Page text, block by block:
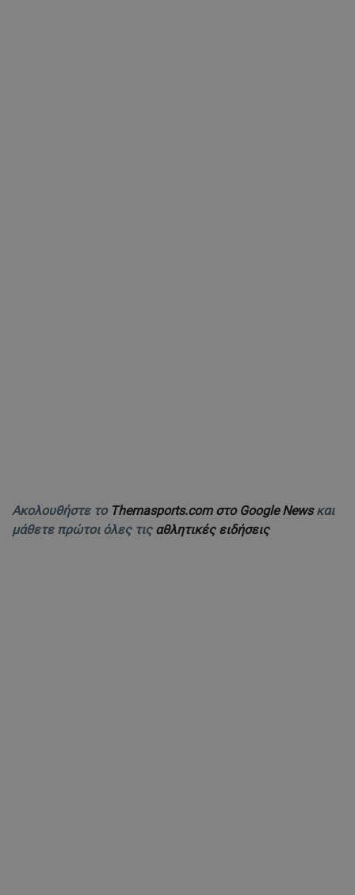
Ακολουθήστε το Themasports.com στο Google Newsκαι
μάθετε πρώτοι όλες τις αθλητικές ειδήσεις